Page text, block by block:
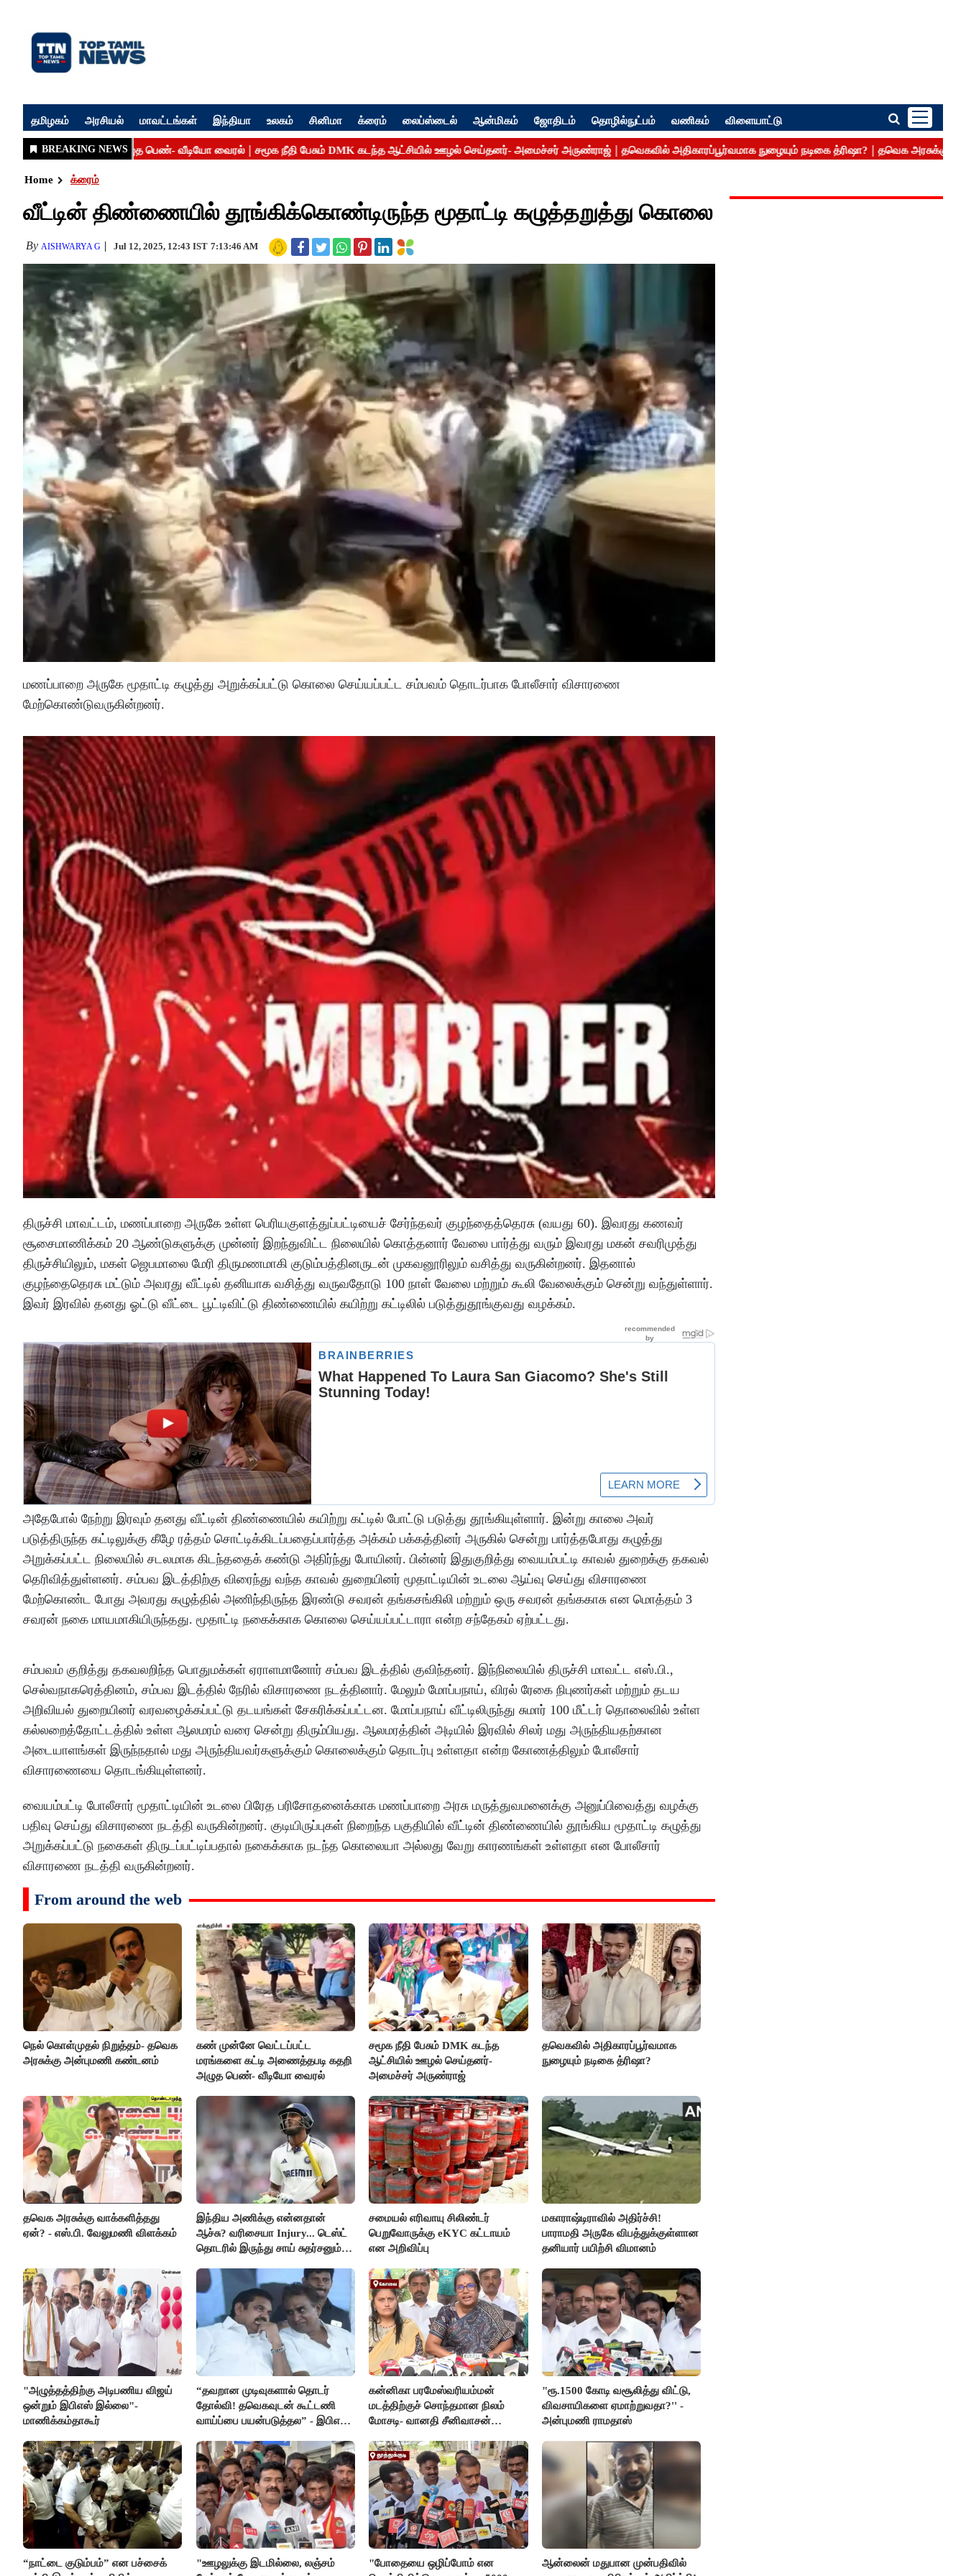
தமிழகம் அரசியல் மாவட்டங்கள் இந்தியா உலகம் சினிமா க்ரைம் லைப்ஸ்டைல் ஆன்மிகம் ஜோதிடம் தொழில்நுட்பம் வணிகம் விளையாட்டு
Home க்ரைம்
வீட்டின் திண்ணையில் தூங்கிக்கொண்டிருந்த மூதாட்டி கழுத்தறுத்து கொலை
By AISHWARYA G Jul 12, 2025, 12:43 IST 7:13:46 AM
மணப்பாறை அருகே மூதாட்டி கழுத்து அறுக்கப்பட்டு கொலை செய்யப்பட்ட சம்பவம் தொடர்பாக போலீசார் விசாரணை
மேற்கொண்டுவருகின்றனர்.
திருச்சி மாவட்டம், மணப்பாறை அருகே உள்ள பெரியகுளத்துப்பட்டியைச் சேர்ந்தவர் குழந்தைத்தெரசு (வயது 60). இவரது கணவர்
சூசைமாணிக்கம் 20 ஆண்டுகளுக்கு முன்னர் இறந்துவிட்ட நிலையில் கொத்தனார் வேலை பார்த்து வரும் இவரது மகன் சவரிமுத்து
திருச்சியிலும், மகள் ஜெபமாலை மேரி திருமணமாகி குடும்பத்தினருடன் முகவனூரிலும் வசித்து வருகின்றனர். இதனால்
குழந்தைதெரசு மட்டும் அவரது வீட்டில் தனியாக வசித்து வருவதோடு 100 நாள் வேலை மற்றும் கூலி வேலைக்கும் சென்று வந்துள்ளார்.
இவர் இரவில் தனது ஓட்டு வீட்டை பூட்டிவிட்டு திண்ணையில் கயிற்று கட்டிலில் படுத்துதூங்குவது வழக்கம்.
அதேபோல் நேற்று இரவும் தனது வீட்டின் திண்ணையில் கயிற்று கட்டில் போட்டு படுத்து தூங்கியுள்ளார். இன்று காலை அவர்
படுத்திருந்த கட்டிலுக்கு கீழே ரத்தம் சொட்டிக்கிடப்பதைப்பார்த்த அக்கம் பக்கத்தினர் அருகில் சென்று பார்த்தபோது கழுத்து
அறுக்கப்பட்ட நிலையில் சடலமாக கிடந்ததைக் கண்டு அதிர்ந்து போயினர். பின்னர் இதுகுறித்து வையம்பட்டி காவல் துறைக்கு தகவல்
தெரிவித்துள்ளனர். சம்பவ இடத்திற்கு விரைந்து வந்த காவல் துறையினர் மூதாட்டியின் உடலை ஆய்வு செய்து விசாரணை
மேற்கொண்ட போது அவரது கழுத்தில் அணிந்திருந்த இரண்டு சவரன் தங்கசங்கிலி மற்றும் ஒரு சவரன் தங்ககாசு என மொத்தம் 3
சவரன் நகை மாயமாகியிருந்தது. மூதாட்டி நகைக்காக கொலை செய்யப்பட்டாரா என்ற சந்தேகம் ஏற்பட்டது.
சம்பவம் குறித்து தகவலறிந்த பொதுமக்கள் ஏராளமானோர் சம்பவ இடத்தில் குவிந்தனர். இந்நிலையில் திருச்சி மாவட்ட எஸ்.பி.,
செல்வநாகரெத்தினம், சம்பவ இடத்தில் நேரில் விசாரணை நடத்தினார். மேலும் மோப்பநாய், விரல் ரேகை நிபுணர்கள் மற்றும் தடய
அறிவியல் துறையினர் வரவழைக்கப்பட்டு தடயங்கள் சேகரிக்கப்பட்டன. மோப்பநாய் வீட்டிலிருந்து சுமார் 100 மீட்டர் தொலைவில் உள்ள
கல்லறைத்தோட்டத்தில் உள்ள ஆலமரம் வரை சென்று திரும்பியது. ஆலமரத்தின் அடியில் இரவில் சிலர் மது அருந்தியதற்கான
அடையாளங்கள் இருந்நதால் மது அருந்தியவர்களுக்கும் கொலைக்கும் தொடர்பு உள்ளதா என்ற கோணத்திலும் போலீசார்
விசாரணையை தொடங்கியுள்ளனர்.
வையம்பட்டி போலீசார்‌ மூதாட்டியின் உடலை பிரேத பரிசோதனைக்காக மணப்பாறை அரசு மருத்துவமனைக்கு அனுப்பிவைத்து வழக்கு
பதிவு செய்து விசாரணை நடத்தி வருகின்றனர். குடியிருப்புகள் நிறைந்த பகுதியில் வீட்டின் திண்ணையில் தூங்கிய மூதாட்டி கழுத்து
அறுக்கப்பட்டு நகைகள் திருடப்பட்டிப்பதால் நகைக்காக நடந்த கொலையா அல்லது வேறு காரணங்கள் உள்ளதா என போலீசார்
விசாரணை நடத்தி வருகின்றனர்.
From around the web
நெல் கொள்முதல் நிறுத்தம்- தவெக
அரசுக்கு அன்புமணி கண்டனம்
கண் முன்னே வெட்டப்பட்ட
மரங்களை கட்டி அணைத்தபடி கதறி
அழுத பெண்- வீடியோ வைரல்
சமூக நீதி பேசும் DMK கடந்த
ஆட்சியில் ஊழல் செய்தனர்-
அமைச்சர் அருண்ராஜ்
தவெகவில் அதிகாரப்பூர்வமாக
நுழையும் நடிகை த்ரிஷா?
தவெக அரசுக்கு வாக்களித்தது
ஏன்? - எஸ்.பி. வேலுமணி விளக்கம்
இந்திய அணிக்கு என்னதான்
ஆச்சு? வரிசையா Injury... டெஸ்ட்
தொடரில் இருந்து சாய் சுதர்சனும்
சமையல் எரிவாயு சிலிண்டர்
பெறுவோருக்கு eKYC கட்டாயம்
என அறிவிப்பு
மகாராஷ்டிராவில் அதிர்ச்சி!
பாராமதி அருகே விபத்துக்குள்ளான
தனியார் பயிற்சி விமானம்
"அழுத்தத்திற்கு அடிபணிய விஜய்
ஒன்றும் இபிஎஸ் இல்லை"-
மாணிக்கம்தாகூர்
“தவறான முடிவுகளால் தொடர்
தோல்வி! தவெகவுடன் கூட்டணி
வாய்ப்பை பயன்படுத்தல” - இபிஎஸ்
கன்னிகா பரமேஸ்வரியம்மன்
மடத்திற்குச் சொந்தமான நிலம்
மோசடி- வானதி சீனிவாசன்
"ரூ.1500 கோடி வசூலித்து விட்டு,
விவசாயிகளை ஏமாற்றுவதா?'' -
அன்புமணி ராமதாஸ்
“நாட்டை குடும்பம்” என பச்சைக்
"ஊழலுக்கு இடமில்லை, லஞ்சம்
"போதையை ஒழிப்போம் என
ஆன்லைன் மதுபான முன்பதிவில்